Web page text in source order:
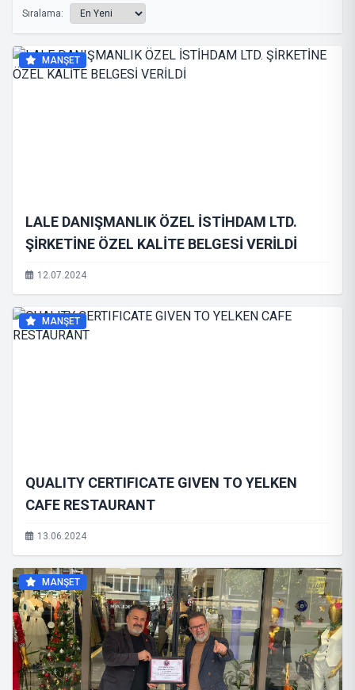
Sıralama:
MANŞET
LALE DANIŞMANLIK ÖZEL İSTİHDAM LTD.
ŞİRKETİNE ÖZEL KALİTE BELGESİ VERİLDİ
12.07.2024
MANŞET
QUALITY CERTIFICATE GIVEN TO YELKEN
CAFE RESTAURANT
13.06.2024
MANŞET